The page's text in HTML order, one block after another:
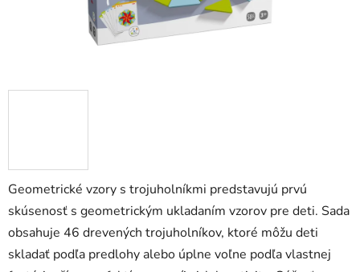
Geometrické vzory s trojuholníkmi predstavujú prvú
skúsenosť s geometrickým ukladaním vzorov pre deti. Sada
obsahuje 46 drevených trojuholníkov, ktoré môžu deti
skladať podľa predlohy alebo úplne voľne podľa vlastnej